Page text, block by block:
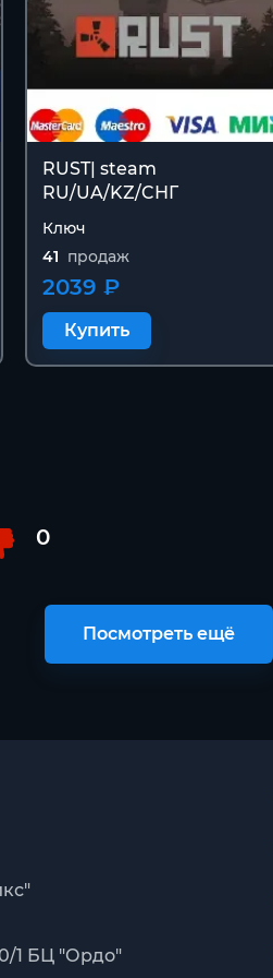
RUST| steam
RU/UA/KZ/CНГ
Ключ
41 продаж
2039 ₽
Купить
0
Посмотреть ещё
1 БЦ "Ордо"